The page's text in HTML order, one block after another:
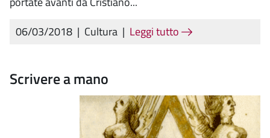
06/03/2018 | Cultura | Leggi tutto
Scrivere a mano